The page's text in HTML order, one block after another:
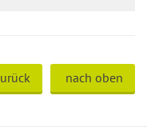
nach oben